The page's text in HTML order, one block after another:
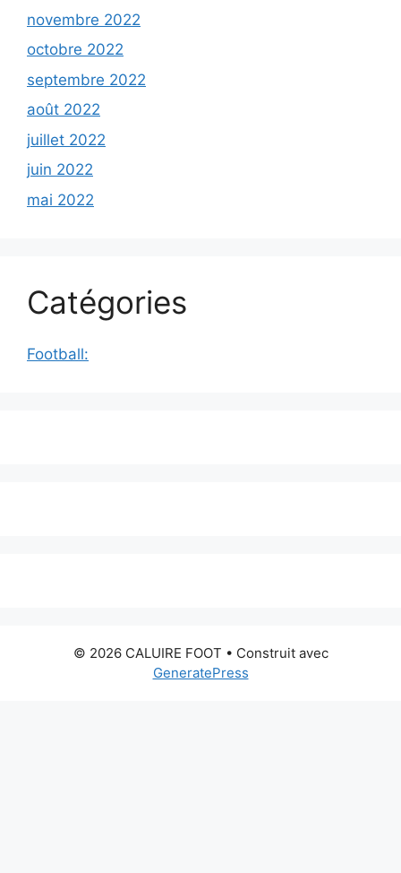
novembre 2022
octobre 2022
septembre 2022
août 2022
juillet 2022
juin 2022
mai 2022
Catégories
Football:
© 2026 CALUIRE FOOT • Construit avec
GeneratePress